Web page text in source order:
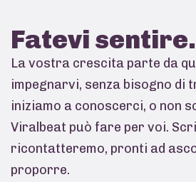
Fatevi sentire.
La vostra crescita parte da
impegnarvi, senza bisogno di
iniziamo a conoscerci, o non
Viralbeat può fare per voi.
ricontatteremo, pronti ad
proporre.